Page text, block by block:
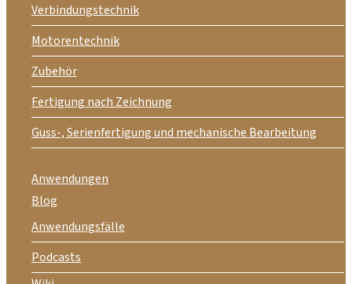
Verbindungstechnik
Motorentechnik
Zubehör
Fertigung nach Zeichnung
Guss-, Serienfertigung und mechanische Bearbeitung
Anwendungen
Blog
Anwendungsfälle
Podcasts